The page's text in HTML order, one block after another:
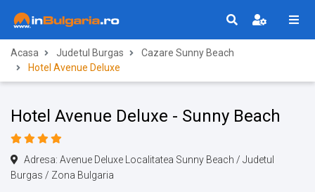
Acasa Judetul Burgas
Cazare Sunny Beach
Hotel Avenue Deluxe
Hotel Avenue Deluxe - Sunny Beach
Adresa: Avenue Deluxe Localitatea Sunny Beach / Judetul
Burgas / Zona Bulgaria